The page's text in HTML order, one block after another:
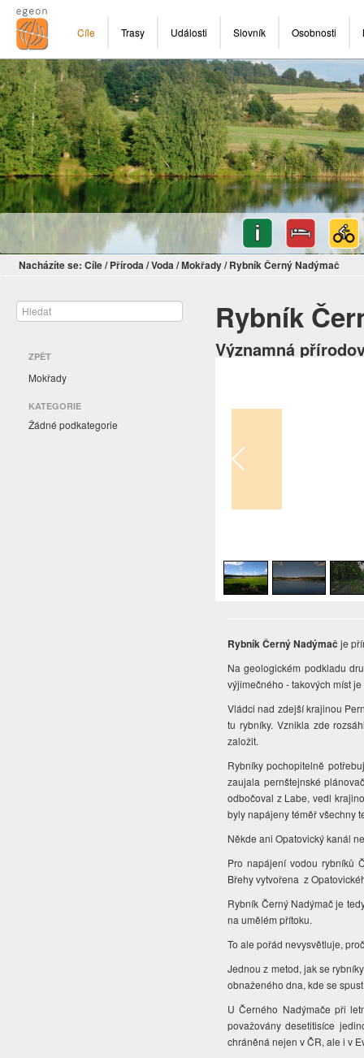
Cíle Trasy Události Slovník Osobnosti
Nacházíte se: Cíle/ Příroda/Voda/Mokřady/ Rybník Černý Nadýmač
ZPĚT
Mokřady
KATEGORIE
Žádné podkategorie
Rybník
Významná
Rybník Černý Nadýmač je
Na geologickém podkladu
výjimečného - takových míst
Vládci nad zdejší krajinou
tu rybníky. Vznikla zde
založit.
Rybníky pochopitelně
zaujala pernštejnské
odbočoval z Labe, vedl
byly napájeny téměř všechny
Někde ani Opatovický kanál
Pro napájení vodou rybníků
Břehy vytvořena z
Rybník Černý Nadýmač je
na umělém přítoku.
To ale pořád nevysvětluje,
Jednou z metod, jak se
obnaženého dna, kde se
U Černého Nadýmače při
považovány desetitisíce
chráněná nejen v ČR, ale i v